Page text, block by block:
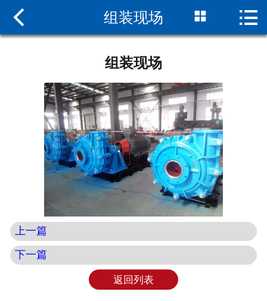
网站首页
产品中心
组装现场
服务支持
联系我们
 组装现场  
组装现场
上一篇
下一篇
返回列表